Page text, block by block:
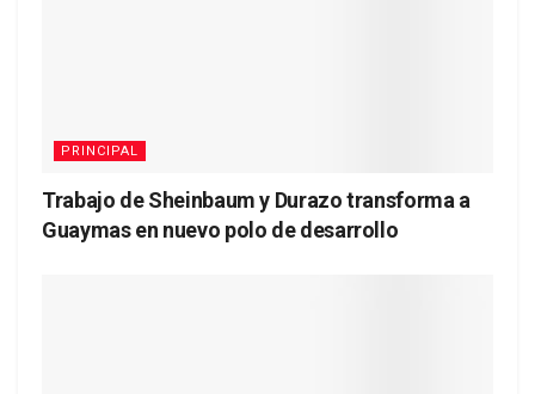
PRINCIPAL
Trabajo de Sheinbaum y Durazo transforma a
Guaymas en nuevo polo de desarrollo